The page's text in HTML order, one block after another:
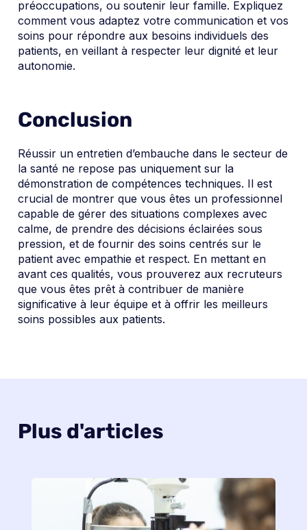
préoccupations, ou soutenir leur famille. Expliquez
comment vous adaptez votre communication et vos
soins pour répondre aux besoins individuels des
patients, en veillant à respecter leur dignité et leur
autonomie.
Conclusion
Réussir un entretien d’embauche dans le secteur de
la santé ne repose pas uniquement sur la
démonstration de compétences techniques. Il est
crucial de montrer que vous êtes un professionnel
capable de gérer des situations complexes avec
calme, de prendre des décisions éclairées sous
pression, et de fournir des soins centrés sur le
patient avec empathie et respect. En mettant en
avant ces qualités, vous prouverez aux recruteurs
que vous êtes prêt à contribuer de manière
significative à leur équipe et à offrir les meilleurs
soins possibles aux patients.
Plus d'articles